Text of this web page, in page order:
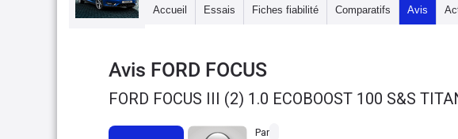
Accueil Essais Fiches fiabilité Comparatifs Avis
Avis FORD FOCUS
FORD FOCUS III (2) 1.0 ECOBOOST 100 S&S
Par